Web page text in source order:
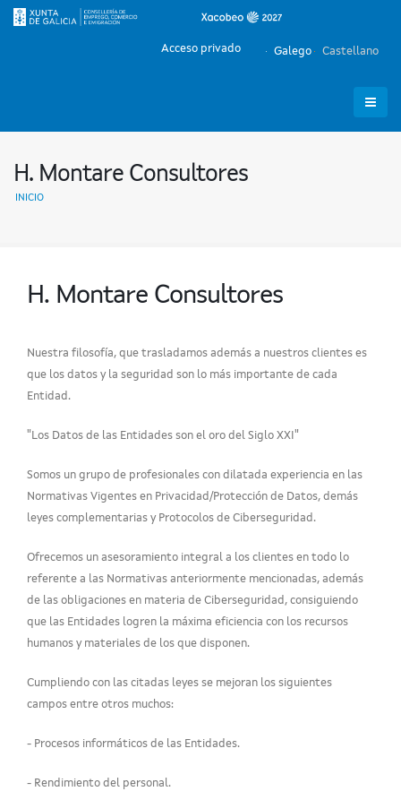
Galego Castellano
Acceso privado
H. Montare Consultores
INICIO
H. Montare Consultores
Nuestra filosofía, que trasladamos además a nuestros clientes es
que los datos y la seguridad son lo más importante de cada
Entidad.
"Los Datos de las Entidades son el oro del Siglo XXI"
Somos un grupo de profesionales con dilatada experiencia en las
Normativas Vigentes en Privacidad/Protección de Datos, demás
leyes complementarias y Protocolos de Ciberseguridad.
Ofrecemos un asesoramiento integral a los clientes en todo lo
referente a las Normativas anteriormente mencionadas, además
de las obligaciones en materia de Ciberseguridad, consiguiendo
que las Entidades logren la máxima eficiencia con los recursos
humanos y materiales de los que disponen.
Cumpliendo con las citadas leyes se mejoran los siguientes
campos entre otros muchos:
- Procesos informáticos de las Entidades.
- Rendimiento del personal.